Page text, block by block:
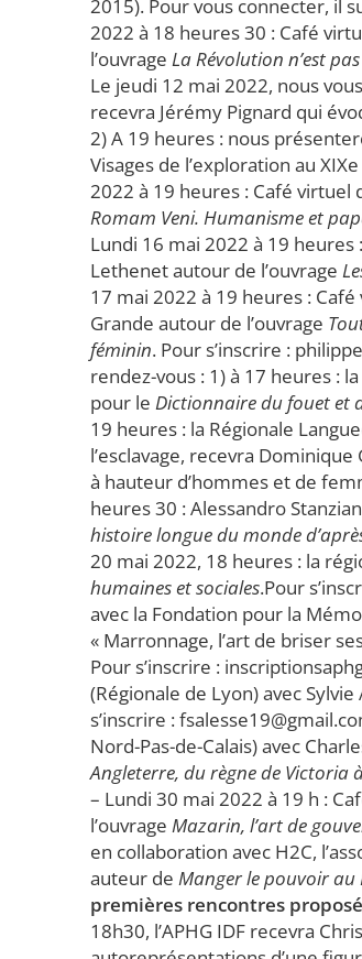
2015). Pour vous connecter, il
2022 à 18 heures 30 : Café
l’ouvrage La Révolution n’est
Le jeudi 12 mai 2022, nous
recevra Jérémy Pignard qui
2) A 19 heures : nous
Visages de l’exploration au
2022 à 19 heures : Café virtuel
Romam Veni. Humanisme et
Lundi 16 mai 2022 à 19 heures
Lethenet autour de l’ouvrage
17 mai 2022 à 19 heures : Café
Grande autour de l’ouvrage
féminin. Pour s’inscrire :
rendez-vous : 1) à 17 heures :
pour le Dictionnaire du fouet et
19 heures : la Régionale
l’esclavage, recevra
à hauteur d’hommes et de
heures 30 : Alessandro
histoire longue du monde
20 mai 2022, 18 heures : la
humaines et sociales.Pour
avec la Fondation pour la
« Marronnage, l’art de briser
Pour s’inscrire :
(Régionale de Lyon) avec
s’inscrire :
Nord-Pas-de-Calais) avec
Angleterre, du règne de Victoria
– Lundi 30 mai 2022 à 19 h :
l’ouvrage Mazarin, l’art de
en collaboration avec H2C,
auteur de Manger le pouvoir au
premières rencontres
18h30, l’APHG IDF recevra